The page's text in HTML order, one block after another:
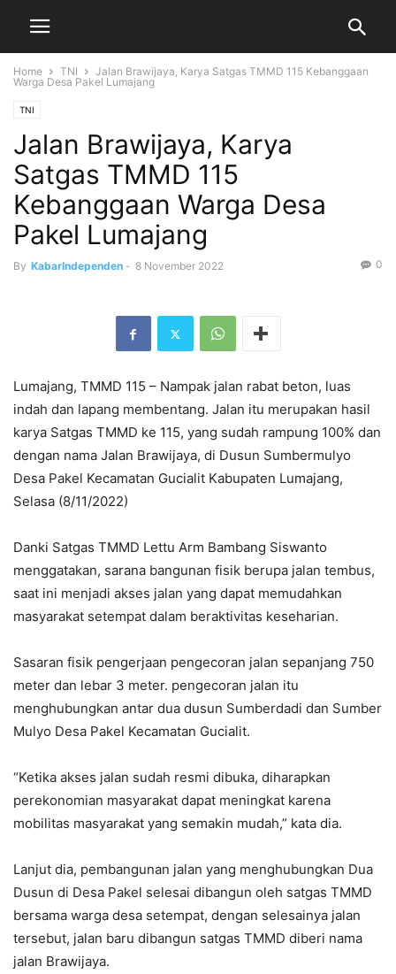
Home TNI
Jalan Brawijaya, Karya Satgas TMMD 115 Kebanggaan
Warga Desa Pakel Lumajang
TNI
Jalan Brawijaya, Karya
Satgas TMMD 115
Kebanggaan Warga Desa
Pakel Lumajang
By KabarIndependen - 8 November 2022 0
Lumajang, TMMD 115 – Nampak jalan rabat beton, luas
indah dan lapang membentang. Jalan itu merupakan hasil
karya Satgas TMMD ke 115, yang sudah rampung 100% dan
dengan nama Jalan Brawijaya, di Dusun Sumbermulyo
Desa Pakel Kecamatan Gucialit Kabupaten Lumajang,
Selasa (8/11/2022)
Danki Satgas TMMD Lettu Arm Bambang Siswanto
menggatakan, sarana bangunan fisik berupa jalan tembus,
saat ini menjadi akses jalan yang dapat memudahkan
masyarakat setempat dalam beraktivitas keseharian.
Sasaran fisik pengerjaan pengecoran jalan sepanjang 750
meter dan lebar 3 meter. pengecoran jalan itu
menghubungkan antar dua dusun Sumberdadi dan Sumber
Mulyo Desa Pakel Kecamatan Gucialit.
“Ketika akses jalan sudah resmi dibuka, diharapkan
perekonomian masyarakat dapat meningkat karena
mobilitas masyarakat yang semakin mudah,” kata dia.
Lanjut dia, pembangunan jalan yang menghubungkan Dua
Dusun di Desa Pakel selesai dibangun oleh satgas TMMD
bersama warga desa setempat, dengan selesainya jalan
tersebut, jalan baru dibangun satgas TMMD diberi nama
jalan Brawijaya.